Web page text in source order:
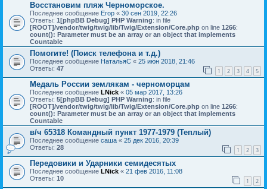
Восстановим пляж Черноморское.
Последнее сообщение Егор « 30 сен 2019, 22:26
Ответы: 1[phpBB Debug] PHP Warning: in file
[ROOT]/vendor/twig/twig/lib/Twig/Extension/Core.php on line 1266:
count(): Parameter must be an array or an object that implements
Countable
Помогите! (Поиск телефона и т.д.)
Последнее сообщение НатальяС « 25 июн 2018, 21:46
Ответы: 47 1 2 3 4 5
Медаль России землякам - черноморцам
Последнее сообщение LNick « 05 мар 2017, 13:26
Ответы: 5[phpBB Debug] PHP Warning: in file
[ROOT]/vendor/twig/twig/lib/Twig/Extension/Core.php on line 1266:
count(): Parameter must be an array or an object that implements
Countable
в/ч 65318 Командный пункт 1977-1979 (Теплый)
Последнее сообщение саша « 25 дек 2016, 20:39
Ответы: 28 1 2 3
Передовики и Ударники семидесятых
Последнее сообщение LNick « 21 фев 2016, 11:08
Ответы: 10 1 2